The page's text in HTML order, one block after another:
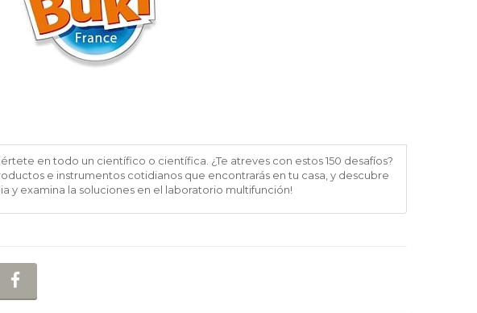
en todo un científico o científica. ¿Te atreves con estos 150 desafíos?
e instrumentos cotidianos que encontrarás en tu casa, y descubre
y examina la soluciones en el laboratorio multifunción!
EN LINKEDINEN TWITTER